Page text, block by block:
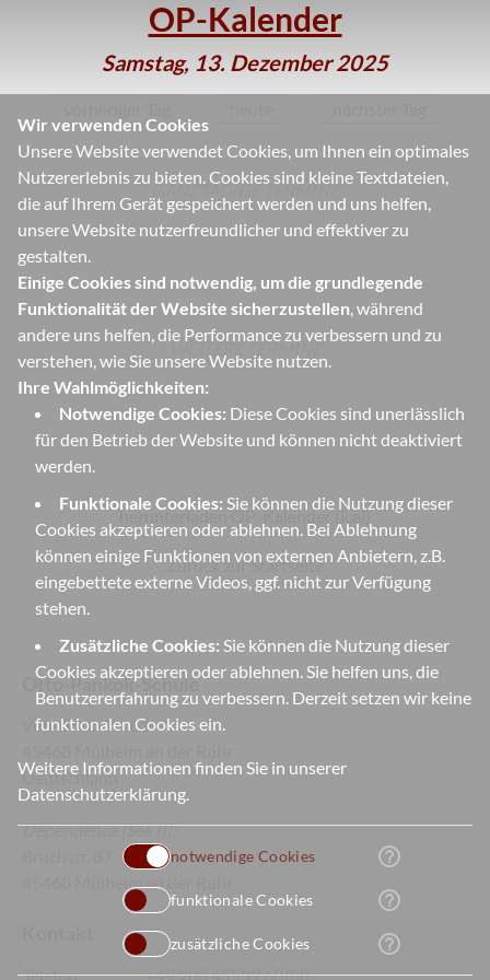
Wir verwenden Cookies
Unsere Website verwendet Cookies, um Ihnen ein optimales
Nutzererlebnis zu bieten. Cookies sind kleine Textdateien,
die auf Ihrem Gerät gespeichert werden und uns helfen,
unsere Website nutzerfreundlicher und effektiver zu
gestalten.
Einige Cookies sind notwendig, um die grundlegende
Funktionalität der Website sicherzustellen, während
andere uns helfen, die Performance zu verbessern und zu
verstehen, wie Sie unsere Website nutzen.
Ihre Wahlmöglichkeiten:
Notwendige Cookies: Diese Cookies sind unerlässlich
für den Betrieb der Website und können nicht deaktiviert
werden.
Funktionale Cookies: Sie können die Nutzung dieser
Cookies akzeptieren oder ablehnen. Bei Ablehnung
können einige Funktionen von externen Anbietern, z.B.
eingebettete externe Videos, ggf. nicht zur Verfügung
stehen.
Zusätzliche Cookies: Sie können die Nutzung dieser
Cookies akzeptieren oder ablehnen. Sie helfen uns, die
Benutzererfahrung zu verbessern. Derzeit setzen wir keine
funktionalen Cookies ein.
Weitere Informationen finden Sie in unserer
Datenschutzerklärung.
notwendige Cookies help_outline
funktionale Cookies help_outline
zusätzliche Cookies help_outline
OP-Kalender
Samstag, 13. Dezember 2025
GANZTÄGIGE TERMINE
WEITERE TERMINE
herunterladen OP-Kalender (ical)
Zurück zur Startseite
Otto-Pankok-Schule
Von-Bock-Str. 81
Deutschland
Dependence(Sek II):
Telefon:
+49 208 45539 60/80